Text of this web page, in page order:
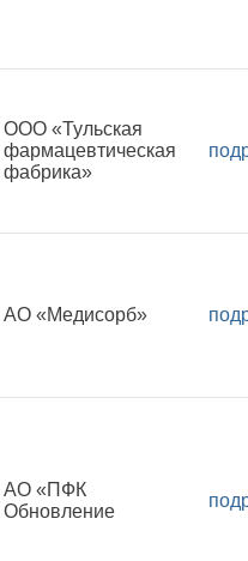
ООО «Тульская
фармацевтическая
фабрика»
АО «Медисорб»
АО «ПФК
Обновление